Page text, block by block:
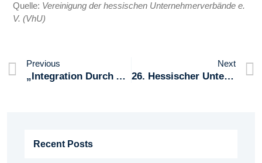
Quelle: Vereinigung der hessischen Unternehmerverbände e.
V. (VhU)
Previous
„Integration Durch Ausbildung“ – Eine Erfolgreiche Veranstaltung In Zusammenarbeit Des BMWI, Der KWVD, Des KWKD Und Der VhU Im Haus Der Hessischen Wirtschaft
Next
26. Hessischer Unternehmertag: „Globale Unternehmen Und Der Standort Hessen“
Recent Posts